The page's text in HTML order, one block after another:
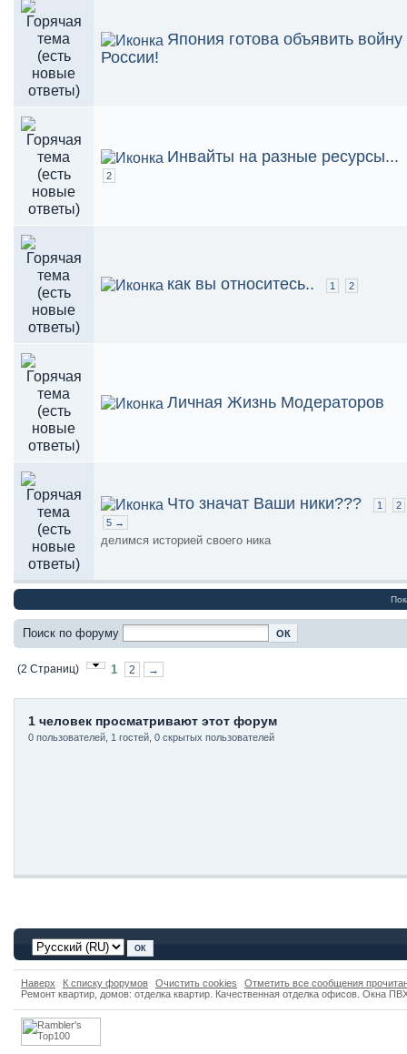
Япония готова объявить войну
России!
Инвайты на разные ресурсы...
2
как вы относитесь.. 1 2
Личная Жизнь Модераторов
Что значат Ваши ники??? 1
2
5 →
делимся историей своего ника
Поиск по форуму
(2 Страниц) 1 2 →
1 человек просматривают этот форум
0 пользователей, 1 гостей, 0 скрытых пользователей
Наверх К списку форумов Очистить cookies
Отметить все сообщения
Ремонт квартир, домов: отделка квартир. Качественная отделка офисов. Окна